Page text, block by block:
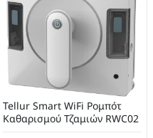
Tellur Smart WiFi Ρομπότ
Καθαρισμού Τζαμιών RWC02